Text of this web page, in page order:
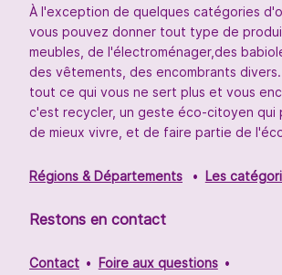
À l'exception de quelques catégories
vous pouvez donner tout type de
meubles, de l'électroménager,des
des vêtements, des encombrants
tout ce qui vous ne sert plus et vous
c'est recycler, un geste éco-citoyen qui
de mieux vivre, et de faire partie de
Régions & Départements Les
Restons en contact
Contact Foire aux questions